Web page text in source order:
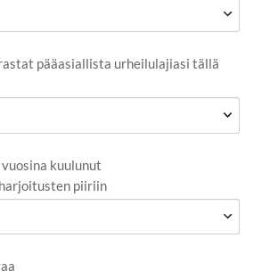
pääasiallista urheilulajiasi tällä
kuulunut
piiriin